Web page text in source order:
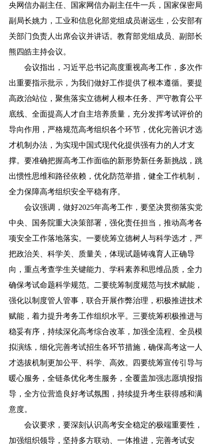
央网信办副主任、国家网信办副主任牛一兵，国家保密局
副局长姚力，工业和信息化部党组成员谢远生，公安部有
关部门负责人出席会议并讲话。教育部党组成员、副部长
熊四皓主持会议。
会议指出，习近平总书记高度重视高考工作，多次作
出重要指示批示，为我们做好工作提供了根本遵循。要提
高政治站位，聚焦落实立德树人根本任务、严守教育公平
底线、全面提高人才自主培养质量，充分发挥考试评价的
导向作用，严格规范高考组织各个环节，优化完善识才选
才机制办法，为实现中国式现代化提供强有力的人才支
撑。要准确把握高考工作面临的新形势新任务新挑战，跳
出惯性思维和路径依赖，优化防范举措，健全工作机制，
全力保障高考组织安全平稳有序。
会议强调，做好2025年高考工作，要坚决贯彻落实党
中央、国务院重大决策部署，强化责任担当，推动高考各
项安全工作落地落实。一要统筹立德树人与科学选才，严
把政治关、科学关、质量关，体现试题铸魂育人正确导
向，重点考查学生关键能力、学科素养和思维品质，全力
确保考试命题科学规范。二要统筹制度规范与技术赋能，
强化以制度管人管事，联合开展作弊治理，积极推进技术
赋能，着力提升考务工作组织水平。三要统筹积极推进与
稳妥有序，持续深化高考综合改革，加强全流程、全员模
拟演练，细化完善考试招生各环节措施，确保高考这一人
才选拔机制更加公平、科学、高效。四要统筹宣传引导与
暖心服务，全链条优化考生服务，全覆盖加强志愿填报指
导，全方位营造良好考试氛围，持续提升考生获得感和满
意度。
会议要求，要深刻认识高考安全稳定的极端重要性，
加强组织领导，坚持多方联动、一体推进，完善考试安